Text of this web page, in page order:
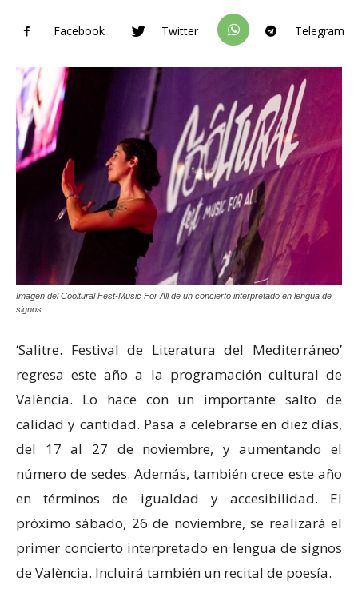
Facebook Twitter Telegram
Imagen del Cooltural Fest-Music For All de un concierto interpretado en lengua de
signos
‘Salitre. Festival de Literatura del Mediterráneo’
regresa este año a la programación cultural de
València. Lo hace con un importante salto de
calidad y cantidad. Pasa a celebrarse en diez días,
del 17 al 27 de noviembre, y aumentando el
número de sedes. Además, también crece este año
en términos de igualdad y accesibilidad. El
próximo sábado, 26 de noviembre, se realizará el
primer concierto interpretado en lengua de signos
de València. Incluirá también un recital de poesía.